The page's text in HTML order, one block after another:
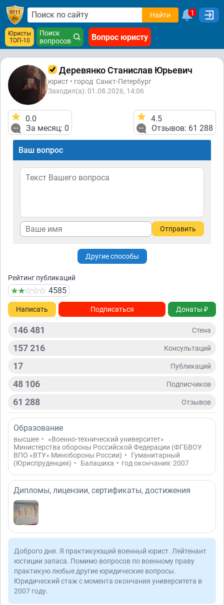
Найти 1
Юристы
ТОП-10
Поиск
вопросов
Вопрос юристу
Деревянко Станислав Юрьевич
юрист • город Санкт-Петербург
Заходил(а): 01.08.2026, 14:06
0.0
За месяц: 0
4.5
Отзывов: 61 288
Ваш вопрос
Отправить
Другие способы
Рейтинг публикаций
4585
Написать Подписаться Донаты ₽
146 481 Стена
157 216 Консультаций
17 Публикаций
48 106 Подписчиков
61 288 Отзывов
Образование
высшее •
«Военно-технический университет»
Министерства обороны Российской Федерации (ФГБВОУ
ВПО «ВТУ» Минобороны России) •
Гуманитарный
(Юриспруденция) • Балашиха • год окончания: 2007
Дипломы, лицензии, сертификаты, достижения
Доброго дня. Я практикующий военный юрист. Лейтенант
юстиции запаса. Помимо вопросов по военному праву
практикую любые другие юридические вопросы.
Юридический стаж с момента окончания университета в
2007 году.